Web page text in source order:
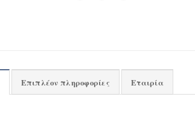
Επιπλέον πληροφορίες Εταιρία